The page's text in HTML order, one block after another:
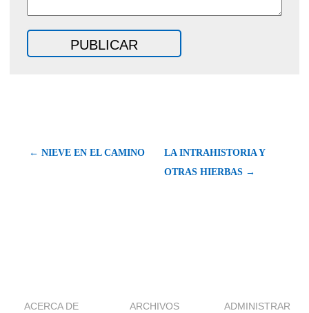
← NIEVE EN EL CAMINO
LA INTRAHISTORIA Y
OTRAS HIERBAS →
ACERCA DE ARCHIVOS ADMINISTRAR